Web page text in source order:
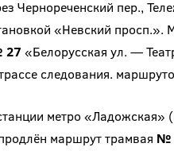
Чернореченский пер.,
«Невский просп.».
«Белорусская ул. —
следования.
метро «Ладожская»
маршрут трамвая №